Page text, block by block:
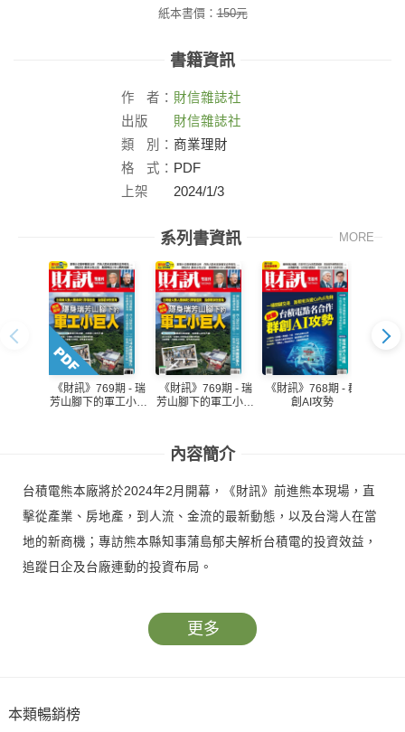
紙本書價：150元
書籍資訊
作 者： 財信雜誌社
出版
社：
財信雜誌社
類
別： 商業理財
格
式： PDF
上架
2024/1/3
系列書資訊 MORE
《財訊》769期 - 瑞
芳山腳下的軍工小巨
《財訊》769期 - 瑞
芳山腳下的軍工小巨
《財訊》768期 - 群
創AI攻勢
內容簡介
台積電熊本廠將於2024年2月開幕，《財訊》前進熊本現場，直
擊從產業、房地產，到人流、金流的最新動態，以及台灣人在當
地的新商機；專訪熊本縣知事蒲島郁夫解析台積電的投資效益，
追蹤日企及台廠連動的投資布局。
更多
本類暢銷榜